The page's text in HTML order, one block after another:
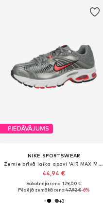
PIEDĀVĀJUMS
NIKE SPORTSWEAR
Zemie brīvā laika apavi 'AIR MAX MOTO 2K'
44,94 €
Sākotnējā cena: 129,00 €
Pēdējā zemākā cena:47,92 €-6%
+3